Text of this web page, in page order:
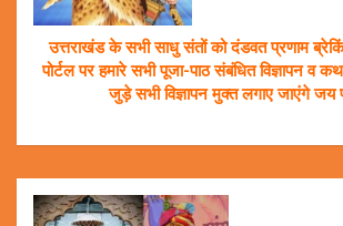
उत्तराखंड के सभी साधु संतों को दंडवत प्रणाम
पोर्टल पर हमारे सभी पूजा-पाठ संबंधित विज्ञापन व
जुड़े सभी विज्ञापन मुक्त लगाए जाएंगे जय